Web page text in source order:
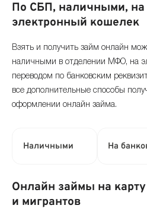
По СБП, наличными, на
электронный кошелек
Взять и получить займ онлайн
наличными в отделении МФО, на
переводом по банковским
все дополнительные способы
оформлении онлайн займа.
Наличными На
Онлайн займы на
и мигрантов